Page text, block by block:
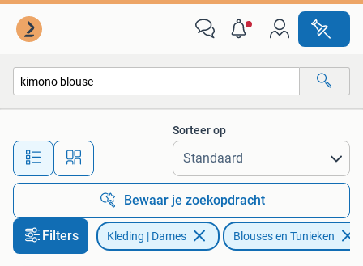
Alle afstanden…
Sorteer op
Bewaar je zoekopdracht
Filters Kleding | Dames Blouses en Tunieken